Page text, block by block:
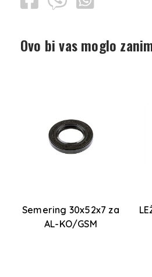
Ovo bi vas moglo
Semering 30x52x7 za
AL-KO/GSM